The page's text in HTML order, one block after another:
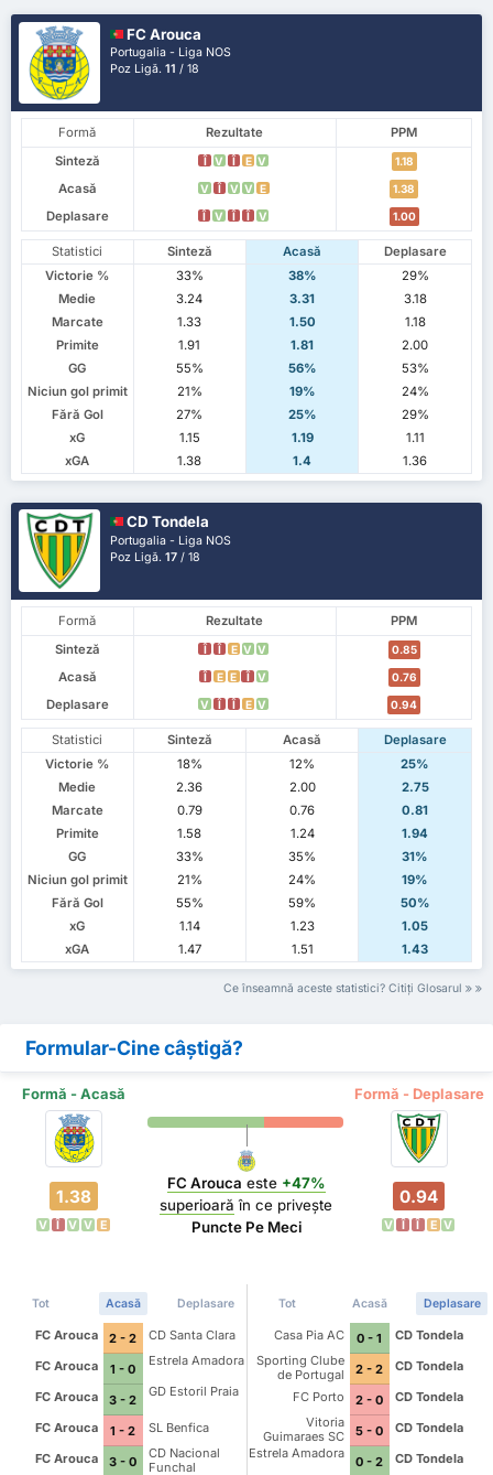
FC Arouca
Portugalia - Liga NOS
Poz Ligă.11 / 18
Formă Rezultate
PPM
Sinteză
Î V Î E V 1.18
Acasă V Î V V E 1.38
Deplasare Î V Î Î V 1.00
Statistici Sinteză Acasă
Deplasare
Victorie %
33% 38%
29%
Medie
3.24 3.31
3.18
Marcate
1.33 1.50
1.18
Primite
1.91 1.81
2.00
GG
55% 56%
53%
Niciun gol primit
21% 19%
24%
Fără Gol
27% 25%
29%
xG
1.15 1.19
1.11
xGA
1.38 1.4 1.36
CD Tondela
Portugalia - Liga NOS
Poz Ligă.17 / 18
Formă Rezultate
PPM
Sinteză
Î Î E V V 0.85
Acasă Î E E Î V 0.76
Deplasare V Î Î E V 0.94
Statistici Sinteză Acasă
Deplasare
Victorie %
18% 12%
25%
Medie
2.36 2.00
2.75
Marcate
0.79 0.76
0.81
Primite
1.58 1.24
1.94
GG
33% 35%
31%
Niciun gol primit
21% 24%
19%
Fără Gol
55% 59%
50%
xG
1.14 1.23
1.05
xGA
1.47 1.51 1.43
Ce înseamnă aceste statistici? Citiți Glosarul
Formular-Cine câștigă?
Formă - Acasă Formă - Deplasare
1.38
V Î V V E
FC Arouca este +47%
superioară în ce privește
Puncte Pe Meci
0.94
V Î Î E V
Tot Acasă Deplasare
FC Arouca 2 - 2
CD Santa Clara
FC Arouca
1 - 0
Estrela Amadora
FC Arouca 3 - 2
GD Estoril Praia
FC Arouca 1 - 2
SL Benfica
FC Arouca
3 - 0
CD Nacional
Funchal
Tot Acasă Deplasare
Casa Pia AC 0 - 1
CD Tondela
Sporting Clube
de Portugal
2 - 2
CD Tondela
FC Porto
2 - 0
CD Tondela
Vitoria
Guimaraes SC
5 - 0
CD Tondela
Estrela Amadora
0 - 2 CD Tondela